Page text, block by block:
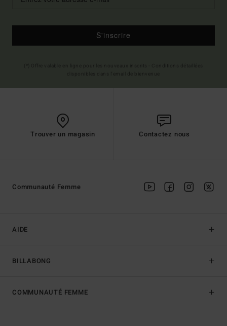
S'inscrire
Trouver un magasin Contactez nous
AIDE
BILLABONG
Communauté Femme
COMMUNAUTÉ FEMME